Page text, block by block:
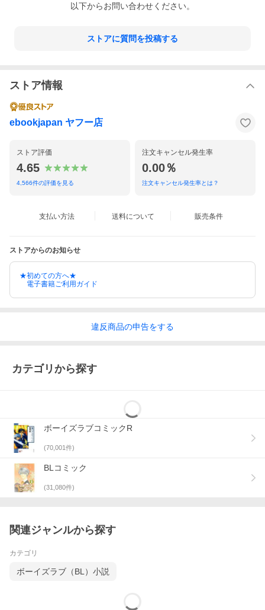
以下からお問い合わせください。
ストアに質問を投稿する
ストア情報
ebookjapan ヤフー店
ストア評価
4.65
4,566件の評価を見る
注文キャンセル発生率
0.00％
注文キャンセル発生率とは？
支払い方法 送料について 販売条件
ストアからのお知らせ
★初めての方へ★
電子書籍ご利用ガイド
違反商品の申告をする
カテゴリから探す
ボーイズラブコミックR
(70,001 件)
BLコミック
(31,080件)
関連ジャンルから探す
カテゴリ
ボーイズラブ（BL）小説